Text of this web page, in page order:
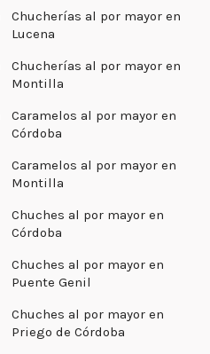
Chucherías al por mayor en
Lucena
Chucherías al por mayor en
Montilla
Caramelos al por mayor en
Córdoba
Caramelos al por mayor en
Montilla
Chuches al por mayor en
Córdoba
Chuches al por mayor en
Puente Genil
Chuches al por mayor en
Priego de Córdoba